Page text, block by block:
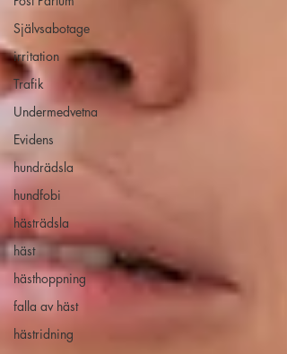
Självsabotage
irritation
Trafik
Undermedvetna
Evidens
hundrädsla
hundfobi
hästrädsla
häst
hästhoppning
falla av häst
hästridning